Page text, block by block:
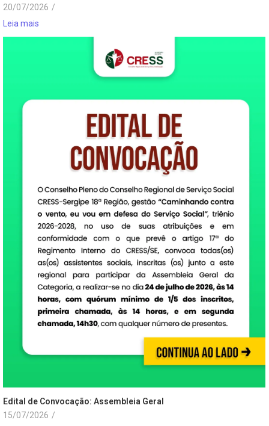
20/07/2026 /
Leia mais
Edital de Convocação: Assembleia Geral
15/07/2026 /